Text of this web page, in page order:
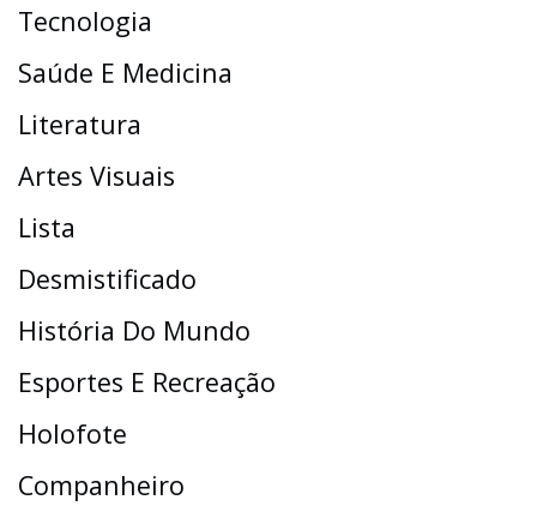
Tecnologia
Saúde E Medicina
Literatura
Artes Visuais
Lista
Desmistificado
História Do Mundo
Esportes E Recreação
Holofote
Companheiro